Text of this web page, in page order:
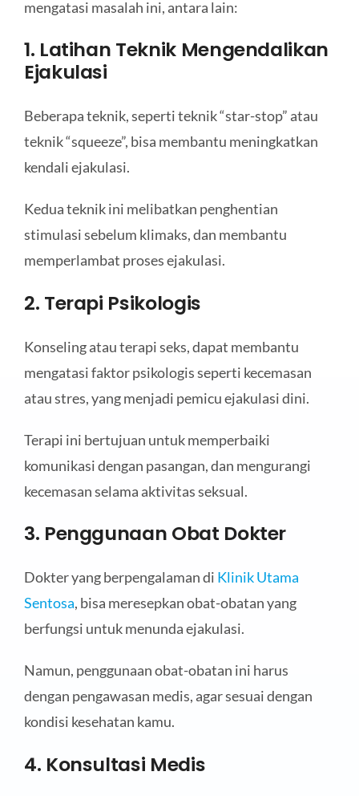
mengatasi masalah ini, antara lain:
1. Latihan Teknik Mengendalikan
Ejakulasi
Beberapa teknik, seperti teknik “star-stop” atau
teknik “squeeze”, bisa membantu meningkatkan
kendali ejakulasi.
Kedua teknik ini melibatkan penghentian
stimulasi sebelum klimaks, dan membantu
memperlambat proses ejakulasi.
2. Terapi Psikologis
Konseling atau terapi seks, dapat membantu
mengatasi faktor psikologis seperti kecemasan
atau stres, yang menjadi pemicu ejakulasi dini.
Terapi ini bertujuan untuk memperbaiki
komunikasi dengan pasangan, dan mengurangi
kecemasan selama aktivitas seksual.
3. Penggunaan Obat Dokter
Dokter yang berpengalaman di Klinik Utama
Sentosa, bisa meresepkan obat-obatan yang
berfungsi untuk menunda ejakulasi.
Namun, penggunaan obat-obatan ini harus
dengan pengawasan medis, agar sesuai dengan
kondisi kesehatan kamu.
4. Konsultasi Medis